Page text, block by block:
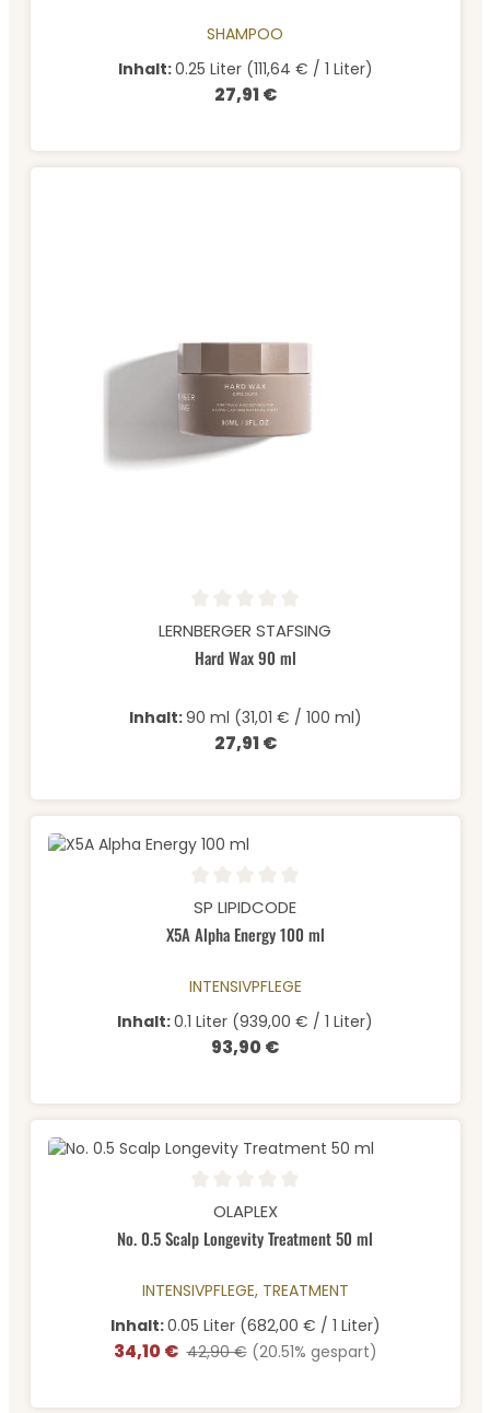
SHAMPOO
Inhalt:0.25 Liter (111,64 € / 1 Liter)
Regulärer Preis:
27,91 €
Durchschnittliche Bewertung von 0 von 5 Sternen
LERNBERGER STAFSING
Hard Wax 90 ml
Inhalt:90 ml (31,01 € / 100 ml)
Regulärer Preis:
27,91 €
Durchschnittliche Bewertung von 0 von 5 Sternen
SP LIPIDCODE
X5A Alpha Energy 100 ml
INTENSIVPFLEGE
Inhalt:0.1 Liter (939,00 € / 1 Liter)
Regulärer Preis:
93,90 €
Durchschnittliche Bewertung von 0 von 5 Sternen
OLAPLEX
No. 0.5 Scalp Longevity Treatment 50 ml
INTENSIVPFLEGE, TREATMENT
Inhalt:0.05 Liter (682,00 € / 1 Liter)
Verkaufspreis:
34,10 € Regulärer Preis:
42,90 € (20.51% gespart)